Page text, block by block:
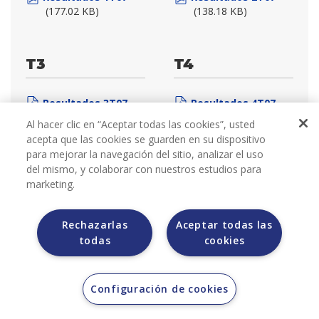
(177.02 KB)
(138.18 KB)
T3
Resultados 3T07
T4
Resultados 4T07
Al hacer clic en “Aceptar todas las cookies”, usted
acepta que las cookies se guarden en su dispositivo
para mejorar la navegación del sitio, analizar el uso
del mismo, y colaborar con nuestros estudios para
marketing.
Aceptar todas las
cookies
Rechazarlas
todas
Configuración de cookies